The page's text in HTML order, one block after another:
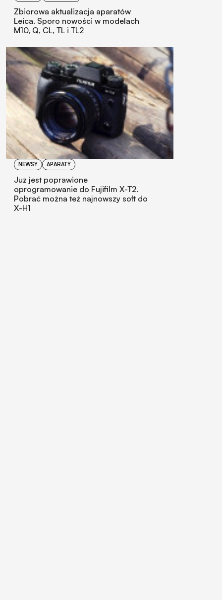
Zbiorowa aktualizacja aparatów
Leica. Sporo nowości w modelach
M10, Q, CL, TL i TL2
NEWSY APARATY
Już jest poprawione
oprogramowanie do Fujifilm X-T2.
Pobrać można też najnowszy soft do
X-H1